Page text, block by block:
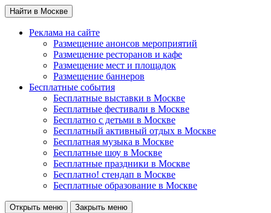
Найти в Москве
Реклама на сайте
Размещение анонсов мероприятий
Размещение ресторанов и кафе
Размещение мест и площадок
Размещение баннеров
Бесплатные события
Бесплатные выставки в Москве
Бесплатные фестивали в Москве
Бесплатно с детьми в Москве
Бесплатный активный отдых в Москве
Бесплатная музыка в Москве
Бесплатные шоу в Москве
Бесплатные праздники в Москве
Бесплатно! стендап в Москве
Бесплатные образование в Москве
Открыть меню Закрыть меню